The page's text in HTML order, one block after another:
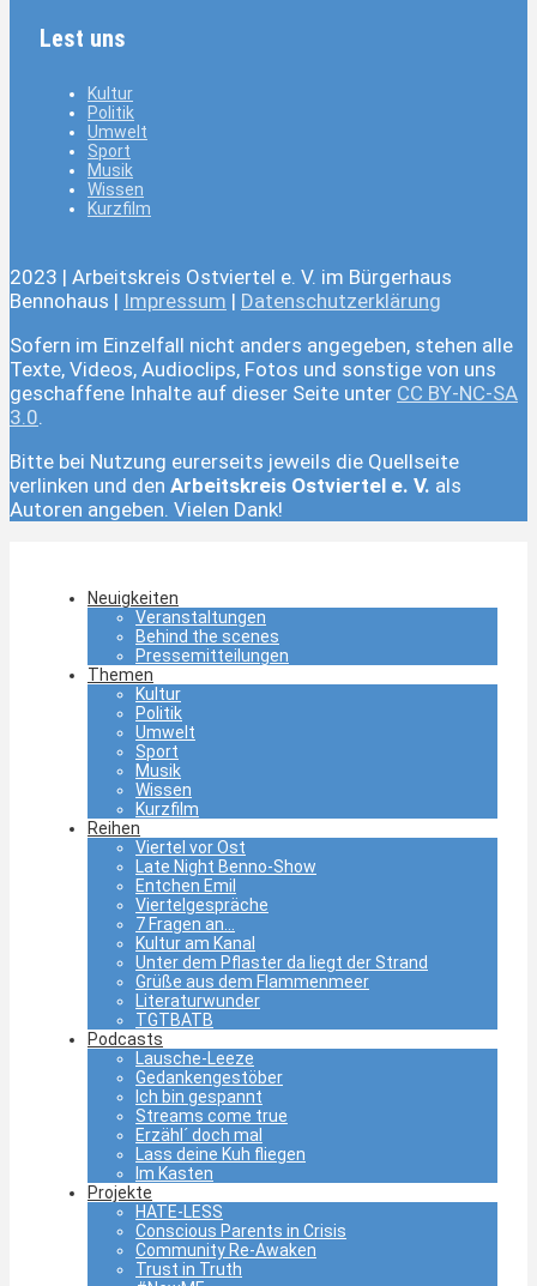
Lest uns
Kultur
Politik
Umwelt
Sport
Musik
Wissen
Kurzfilm
2023 | Arbeitskreis Ostviertel e. V. im Bürgerhaus
Bennohaus | Impressum | Datenschutzerklärung
Sofern im Einzelfall nicht anders angegeben, stehen alle
Texte, Videos, Audioclips, Fotos und sonstige von uns
geschaffene Inhalte auf dieser Seite unter CC BY-NC-SA
3.0.
Bitte bei Nutzung eurerseits jeweils die Quellseite
verlinken und den Arbeitskreis Ostviertel e. V. als
Autoren angeben. Vielen Dank!
Neuigkeiten
Veranstaltungen
Behind the scenes
Pressemitteilungen
Themen
Kultur
Politik
Umwelt
Sport
Musik
Wissen
Kurzfilm
Reihen
Viertel vor Ost
Late Night Benno-Show
Entchen Emil
Viertelgespräche
7 Fragen an…
Kultur am Kanal
Unter dem Pflaster da liegt der Strand
Grüße aus dem Flammenmeer
Literaturwunder
TGTBATB
Podcasts
Lausche-Leeze
Gedankengestöber
Ich bin gespannt
Streams come true
Erzähl´ doch mal
Lass deine Kuh fliegen
Im Kasten
Projekte
HATE-LESS
Conscious Parents in Crisis
Community Re-Awaken
Trust in Truth